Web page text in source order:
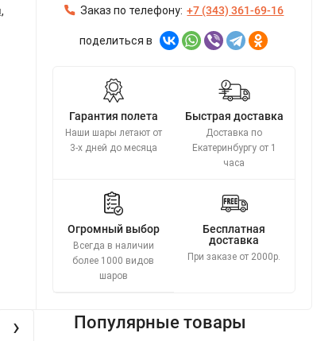
, Заказ по телефону: +7 (343) 361-69-16
поделиться в
Гарантия полета
Наши шары летают от
3-х дней до месяца
Быстрая доставка
Доставка по
Екатеринбургу от 1
часа
Огромный выбор
Всегда в наличии
более 1000 видов
шаров
Бесплатная
доставка
При заказе от 2000р.
› Популярные товары